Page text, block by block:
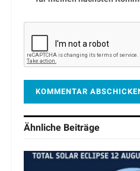
Ähnliche Beiträge